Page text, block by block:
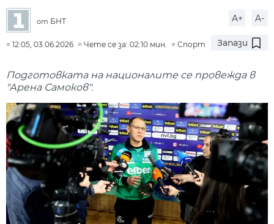
от БНТ A+ A-
12:05, 03.06.2026 Чете се за: 02:10 мин. Спорт Запази
Подготовката на националите се провежда в
"Арена Самоков".